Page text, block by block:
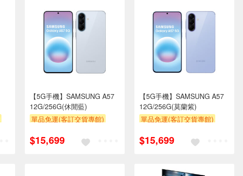
【5G手機】SAMSUNG A57
12G/256G(休閒藍)
單品免運(客訂交貨專館)
$15,699
【5G手機】SAMSUNG A57
12G/256G(莫蘭紫)
單品免運(客訂交貨專館)
$15,699